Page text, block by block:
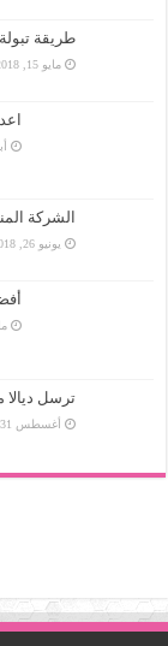
طريقة تبولة
مايو 15, 2018
الشركة
يونيو 26, 2018
ترسل ديالا
أغسطس 31, 2018